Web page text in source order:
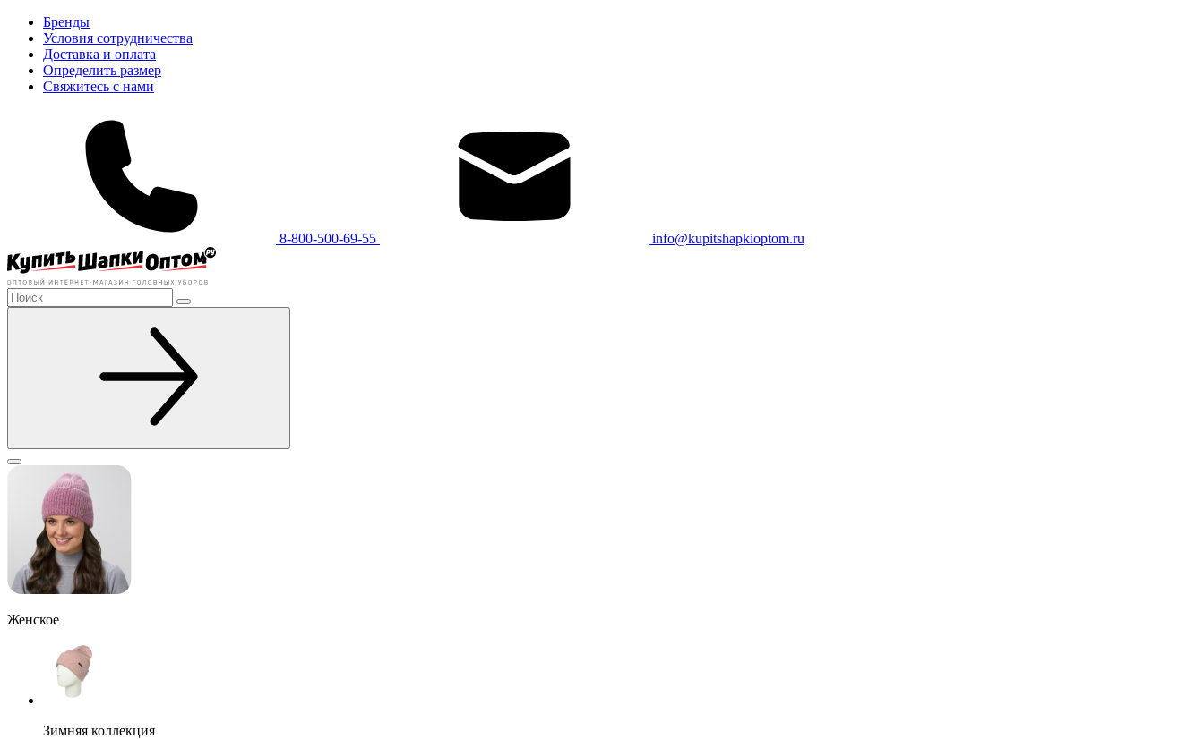
Бренды
Условия сотрудничества
Доставка и оплата
Определить размер
Свяжитесь с нами
8-800-500-69-55 info@kupitshapkioptom.ru
Женское
Зимняя коллекция